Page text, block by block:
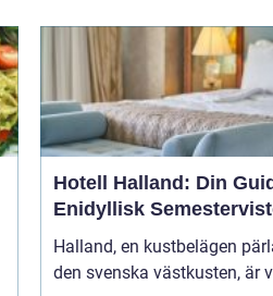
Hotell Halland: Din
Enidyllisk
Halland, en kustbelägen
den svenska västkusten, är